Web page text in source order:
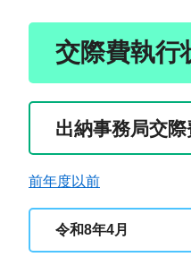
交際費執行
出納事務局交際
前年度以前
令和8年4月